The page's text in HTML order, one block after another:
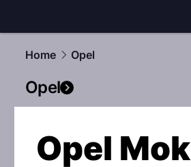
Home
Opel
Opel
Opel